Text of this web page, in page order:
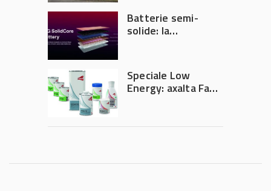
Batterie semi-
solide: la
accelerare la
rivoluzione
dell’auto elettrica
Speciale Low
Energy: axalta Fast
riduce consumi
produttività in